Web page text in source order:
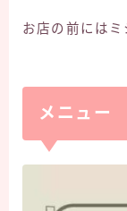
お店の前にはミ
メニュー